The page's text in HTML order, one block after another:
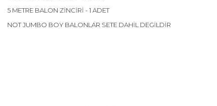
5 METRE BALON ZİNCİRİ - 1 ADET
NOT JUMBO BOY BALONLAR SETE DAHİL DEGİLDİR